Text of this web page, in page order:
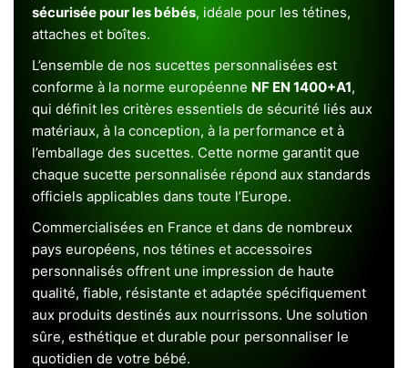
sécurisée pour les bébés, idéale pour les tétines,
attaches et boîtes.
L’ensemble de nos sucettes personnalisées est
conforme à la norme européenne NF EN 1400+A1,
qui définit les critères essentiels de sécurité liés aux
matériaux, à la conception, à la performance et à
l’emballage des sucettes. Cette norme garantit que
chaque sucette personnalisée répond aux standards
officiels applicables dans toute l’Europe.
Commercialisées en France et dans de nombreux
pays européens, nos tétines et accessoires
personnalisés offrent une impression de haute
qualité, fiable, résistante et adaptée spécifiquement
aux produits destinés aux nourrissons. Une solution
sûre, esthétique et durable pour personnaliser le
quotidien de votre bébé.